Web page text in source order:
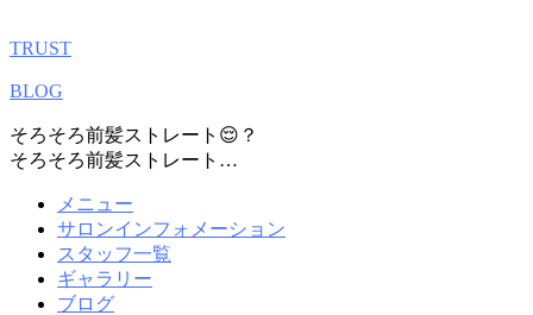
TRUST
BLOG
そろそろ前髪ストレート😌？
そろそろ前髪ストレート…
メニュー
サロンインフォメーション
スタッフ一覧
ギャラリー
ブログ